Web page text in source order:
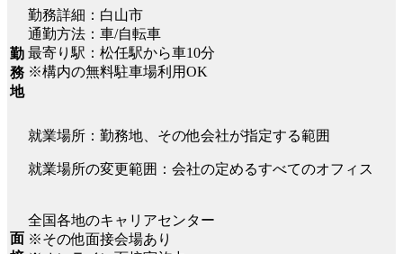
勤
務
地
勤務詳細：白山市
通勤方法：車/自転車
最寄り駅：松任駅から車10分
※構内の無料駐車場利用OK
就業場所：勤務地、その他会社が指定する範囲
就業場所の変更範囲：会社の定めるすべてのオフィス
面
全国各地のキャリアセンター
※その他面接会場あり